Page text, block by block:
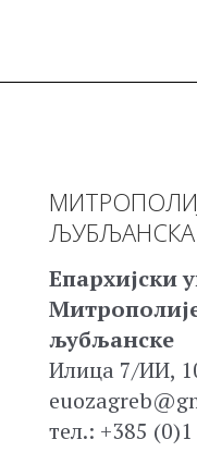
ЉУБЉАНСКА
Епархијски
љубљанске
Илица 7/ИИ,
тел.: +385